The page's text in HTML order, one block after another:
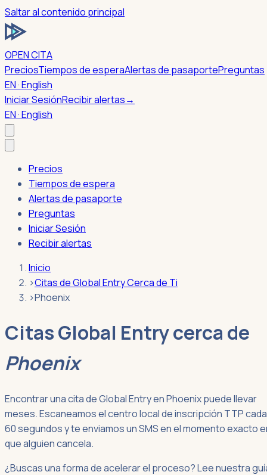
Saltar al contenido principal
OPEN CITA
PreciosTiempos de esperaAlertas de pasaportePreguntas
EN · English
Iniciar SesiónRecibir alertas→
EN · English
Precios
Tiempos de espera
Alertas de pasaporte
Preguntas
Iniciar Sesión
Recibir alertas
Inicio
›Citas de Global Entry Cerca de Ti
›Phoenix
Citas Global Entry cerca de
Phoenix
Encontrar una cita de Global Entry en Phoenix puede llevar
meses. Escaneamos el centro local de inscripción TTP cada
60 segundos y te enviamos un SMS en el momento exacto
que alguien cancela.
¿Buscas una forma de acelerar el proceso? Lee nuestra